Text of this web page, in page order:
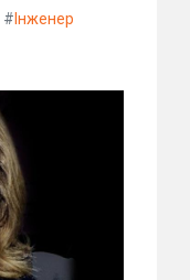
# Інженер